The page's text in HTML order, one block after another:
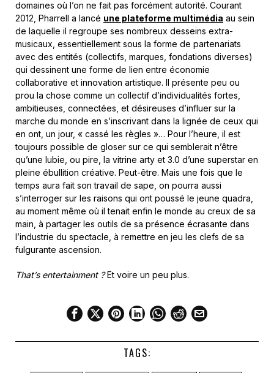
domaines où l’on ne fait pas forcément autorité. Courant
2012, Pharrell a lancé une plateforme multimédia au sein
de laquelle il regroupe ses nombreux desseins extra-
musicaux, essentiellement sous la forme de partenariats
avec des entités (collectifs, marques, fondations diverses)
qui dessinent une forme de lien entre économie
collaborative et innovation artistique. Il présente peu ou
prou la chose comme un collectif d’individualités fortes,
ambitieuses, connectées, et désireuses d’influer sur la
marche du monde en s’inscrivant dans la lignée de ceux qui
en ont, un jour, « cassé les règles »… Pour l’heure, il est
toujours possible de gloser sur ce qui semblerait n’être
qu’une lubie, ou pire, la vitrine arty et 3.0 d’une superstar en
pleine ébullition créative. Peut-être. Mais une fois que le
temps aura fait son travail de sape, on pourra aussi
s’interroger sur les raisons qui ont poussé le jeune quadra,
au moment même où il tenait enfin le monde au creux de sa
main, à partager les outils de sa présence écrasante dans
l’industrie du spectacle, à remettre en jeu les clefs de sa
fulgurante ascension.
That’s entertainment ?Et voire un peu plus.
TAGS: